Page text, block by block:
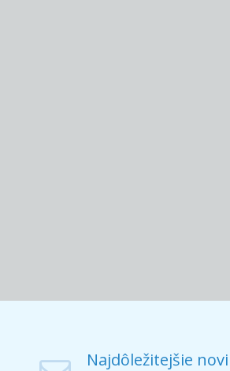
Najdôležitejšie